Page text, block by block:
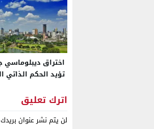
اختراق ديبلوماسي
تؤيد الحكم الذاتي
اترك تعليق
لن يتم نشر عنوان